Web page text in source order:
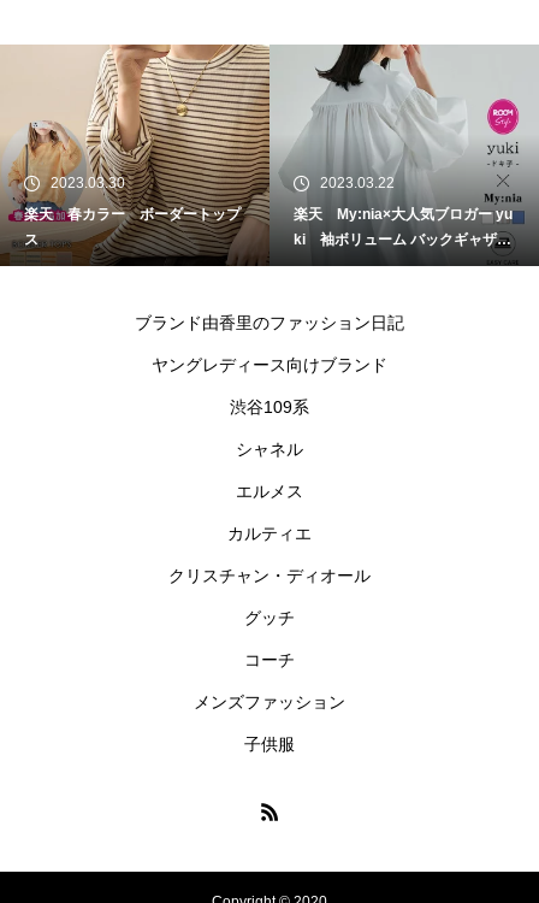
2023.03.30
楽天 春カラー ボーダートップ
ス
2023.03.22
楽天 My:nia×大人気ブロガー yu
ki 袖ボリューム バックギャザー
シャツ
ブランド由香里のファッション日記
ヤングレディース向けブランド
渋谷109系
シャネル
エルメス
カルティエ
クリスチャン・ディオール
グッチ
コーチ
メンズファッション
子供服